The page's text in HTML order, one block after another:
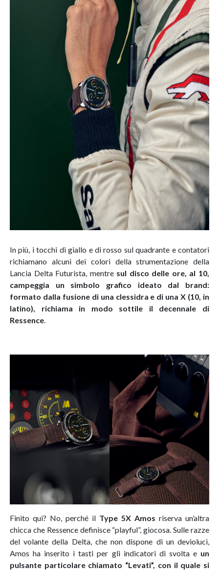
In più, i tocchi di giallo e di rosso sul quadrante e contatori
richiamano alcuni dei colori della strumentazione della
Lancia Delta Futurista, mentre sul disco delle ore, al 10,
campeggia un simbolo grafico ideato dal brand:
formato dalla fusione di una clessidra e di una X (10, in
latino), richiama in modo sottile il decennale di
Ressence
Finito qui? No, perché il Type 5X Amos riserva un’altra
chicca che Ressence definisce “playful”, giocosa. Sulle razze
del volante della Delta, che non dispone di un devioluci,
Amos ha inserito i tasti per gli indicatori di svolta e un
pulsante particolare chiamato “Levati”, con il quale si